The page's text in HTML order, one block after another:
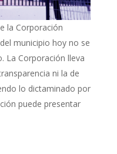
la Corporación
municipio hoy no se
La Corporación lleva
ni la de
lo dictaminado por
puede presentar